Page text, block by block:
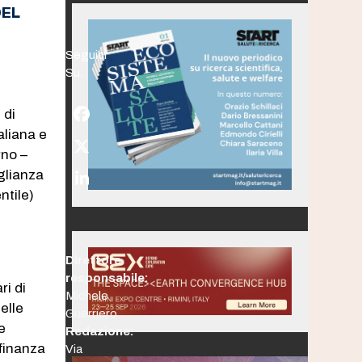
di
e
–
di
Seguici
Su:
Facebook
Twitter
(deprecated)
LinkedIn
Direttore
responsabile:
Michele
Guerriero
Redazione:
Via